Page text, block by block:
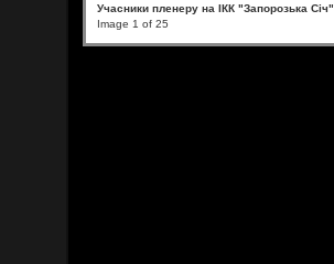
Учасники пленеру на ІКК "Запорозька Січ"
Image 1 of 25